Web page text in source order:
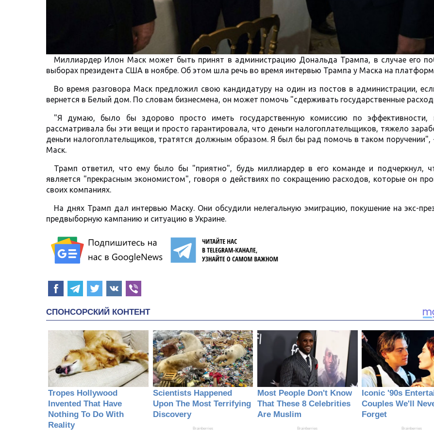
Миллиардер Илон Маск может быть принят в администрацию Дональда Трампа, в случае его
выборах президента США в ноябре. Об этом шла речь во время интервью Трампа у Маска на
Во время разговора Маск предложил свою кандидатуру на один из постов в администрации,
вернется в Белый дом. По словам бизнесмена, он может помочь "сдерживать государственные
"Я думаю, было бы здорово просто иметь государственную комиссию по эффективности,
рассматривала бы эти вещи и просто гарантировала, что деньги налогоплательщиков, тяжело
деньги налогоплательщиков, тратятся должным образом. Я был бы рад помочь в таком поручении",
Маск.
Трамп ответил, что ему было бы "приятно", будь миллиардер в его команде и подчеркнул,
является "прекрасным экономистом", говоря о действиях по сокращению расходов, которые он
своих компаниях.
На днях Трамп дал интервью Маску. Они обсудили нелегальную эмиграцию, покушение на экс-
предвыборную кампанию и ситуацию в Украине.